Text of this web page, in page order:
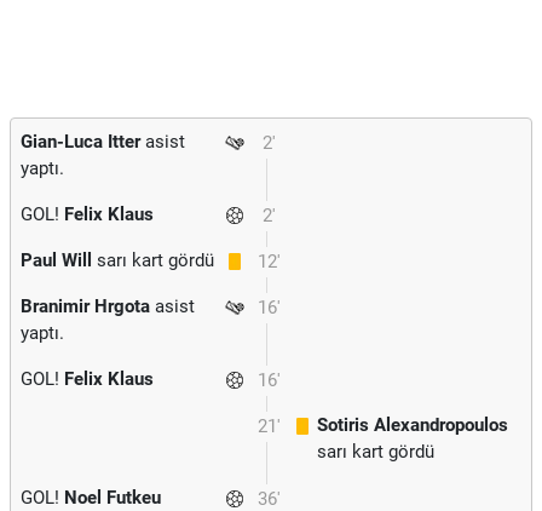
2'
Gian-Luca Itterasist
yaptı.
2'
GOL! Felix Klaus
12'
Paul Will sarı kart gördü
16'
Branimir Hrgota asist
yaptı.
16'
GOL! Felix Klaus
21'
Sotiris Alexandropoulos
sarı kart gördü
36'
GOL! Noel Futkeu